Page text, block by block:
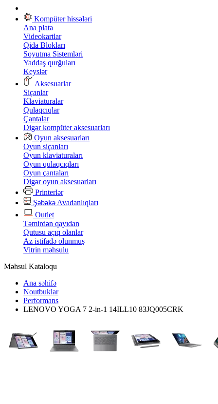
Kompüter hissələri
Ana plata
Videokartlar
Qida Blokları
Soyutma Sistemləri
Yaddaş qurğuları
Keyslər
Aksesuarlar
Siçanlar
Klaviaturalar
Qulaqcıqlar
Çantalar
Digər kompüter aksesuarları
Oyun aksesuarları
Oyun siçanları
Oyun klaviaturaları
Oyun qulaqcıqları
Oyun çantaları
Digər oyun aksesuarları
Printerlər
Şəbəkə Avadanlıqları
Outlet
Təmirdən qayıdan
Qutusu açıq olanlar
Az istifadə olunmuş
Vitrin məhsulu
Məhsul Kataloqu
Ana səhifə
Noutbuklar
Performans
LENOVO YOGA 7 2-in-1 14ILL10 83JQ005CRK